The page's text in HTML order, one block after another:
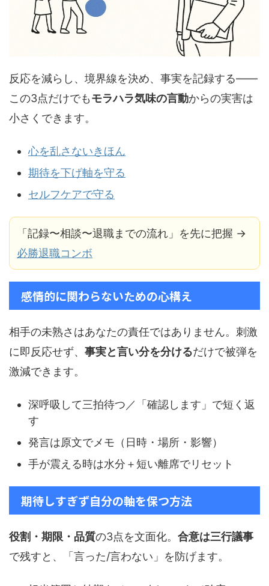
反応を減らし、境界線を決め、事実を記録する——
この3点だけでもモラハラ気味の言動からの実害は
小さくできます。
心を乱さないきほん
期待を下げ軸を守る
セルフケアで守る
「記録〜相談〜退職までの流れ」を先に把握 →
必勝退職コンボ
感情的に関わらないための心構え
相手の未熟さはあなたの責任ではありません。刺激
に即反応せず、 事実と言い分を分けるだけで被弾を
激減できます。
深呼吸して三拍待つ／「確認します」で短く返
す
発言は原文でメモ（日時・場所・影響）
手が震える時は水分＋短い離席でリセット
期待しすぎず自分の軸を保つ方法
役割・期限・品質の3点を文面化。 合意は三行議事
で残すと、「言った/言わない」を防げます。